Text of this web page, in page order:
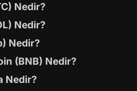
Nedir?
Nedir?
Nedir?
(BNB) Nedir?
Nedir?